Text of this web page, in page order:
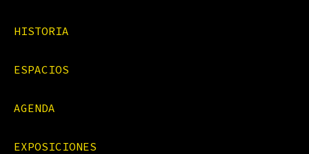
HISTORIA
ESPACIOS
AGENDA
EXPOSICIONES